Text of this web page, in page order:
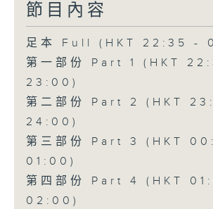
節目內容
足本 Full (HKT 22:35 -
第一部份 Part 1 (HKT
23:00)
第二部份 Part 2 (HKT
24:00)
第三部份 Part 3 (HKT
01:00)
第四部份 Part 4 (HKT
02:00)